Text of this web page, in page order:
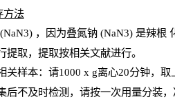
方法
NaN3) ，因为叠氮钠 (NaN3) 是辣根
提取，提取按相关文献进行。
关样本：请1000 x g离心20分钟，取
后不及时检测，请按一次用量分装，